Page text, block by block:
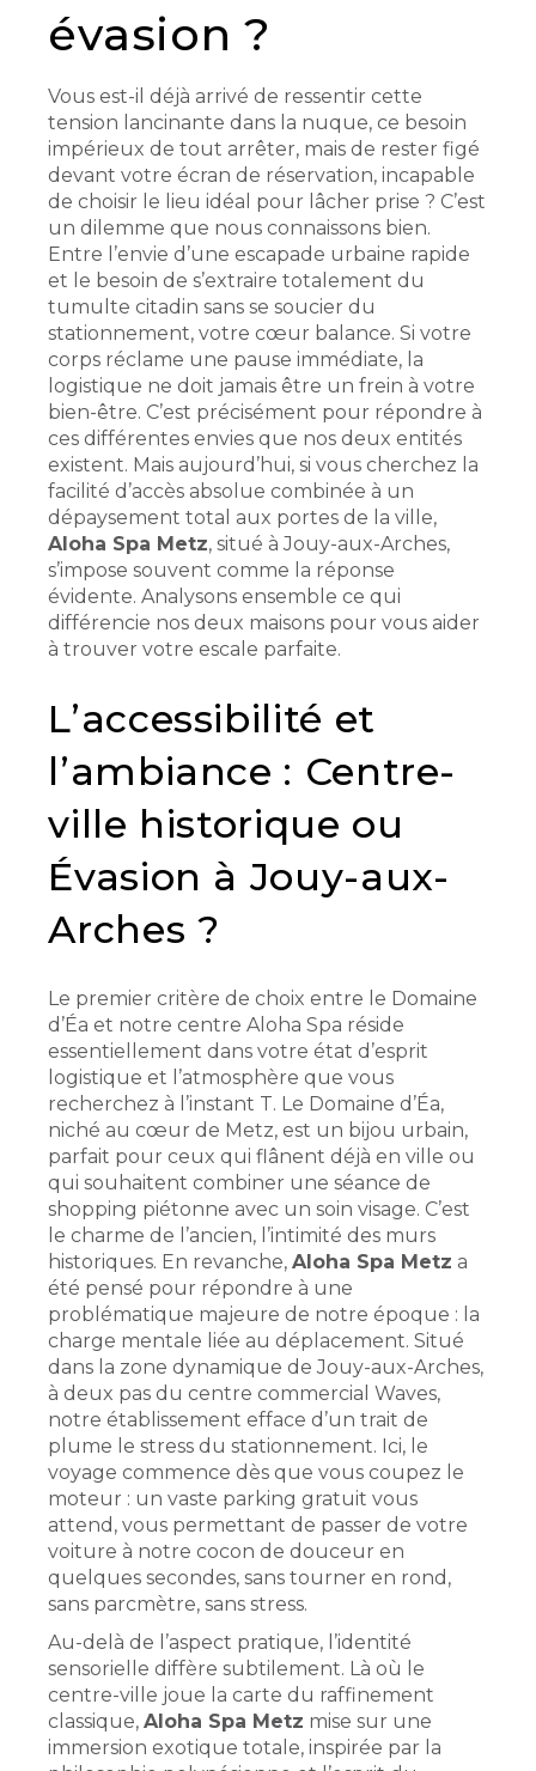
évasion ?
Vous est-il déjà arrivé de ressentir cette
tension lancinante dans la nuque, ce besoin
impérieux de tout arrêter, mais de rester figé
devant votre écran de réservation, incapable
de choisir le lieu idéal pour lâcher prise ? C’est
un dilemme que nous connaissons bien.
Entre l’envie d’une escapade urbaine rapide
et le besoin de s’extraire totalement du
tumulte citadin sans se soucier du
stationnement, votre cœur balance. Si votre
corps réclame une pause immédiate, la
logistique ne doit jamais être un frein à votre
bien-être. C’est précisément pour répondre à
ces différentes envies que nos deux entités
existent. Mais aujourd’hui, si vous cherchez la
facilité d’accès absolue combinée à un
dépaysement total aux portes de la ville,
Aloha Spa Metz, situé à Jouy-aux-Arches,
s’impose souvent comme la réponse
évidente. Analysons ensemble ce qui
différencie nos deux maisons pour vous aider
à trouver votre escale parfaite.
L’accessibilité et
l’ambiance : Centre-
ville historique ou
Évasion à Jouy-aux-
Arches ?
Le premier critère de choix entre le Domaine
d’Éa et notre centre Aloha Spa réside
essentiellement dans votre état d’esprit
logistique et l’atmosphère que vous
recherchez à l’instant T. Le Domaine d’Éa,
niché au cœur de Metz, est un bijou urbain,
parfait pour ceux qui flânent déjà en ville ou
qui souhaitent combiner une séance de
shopping piétonne avec un soin visage. C’est
le charme de l’ancien, l’intimité des murs
historiques. En revanche,Aloha Spa Metz a
été pensé pour répondre à une
problématique majeure de notre époque : la
charge mentale liée au déplacement. Situé
dans la zone dynamique de Jouy-aux-Arches,
à deux pas du centre commercial Waves,
notre établissement efface d’un trait de
plume le stress du stationnement. Ici, le
voyage commence dès que vous coupez le
moteur : un vaste parking gratuit vous
attend, vous permettant de passer de votre
voiture à notre cocon de douceur en
quelques secondes, sans tourner en rond,
sans parcmètre, sans stress.
Au-delà de l’aspect pratique, l’identité
sensorielle diffère subtilement. Là où le
centre-ville joue la carte du raffinement
classique,Aloha Spa Metz mise sur une
immersion exotique totale, inspirée par la